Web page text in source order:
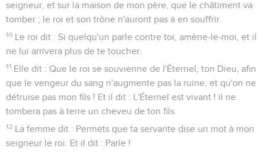
seigneur, et sur la maison de mon père, que le châtiment va
tomber ; le roi et son trône n'auront pas à en souffrir.
10 Le roi dit : Si quelqu'un parle contre toi, amène-le-moi, et il
ne lui arrivera plus de te toucher.
11 Elle dit : Que le roi se souvienne de l'Éternel, ton Dieu, afin
que le vengeur du sang n'augmente pas la ruine, et qu'on ne
détruise pas mon fils ! Et il dit : L'Éternel est vivant ! il ne
tombera pas à terre un cheveu de ton fils.
12 La femme dit : Permets que ta servante dise un mot à mon
seigneur le roi. Et il dit : Parle !